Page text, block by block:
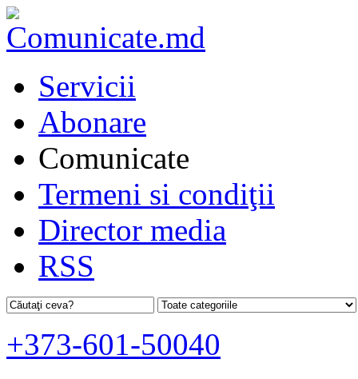
Servicii
Abonare
Comunicate
Termeni si condiţii
Director media
RSS
+373-601-50040